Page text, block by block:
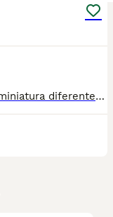
Excelentes cachorros de Schnahuzer miniatura diferentes colores (Negro,Negro Plata, Sal y Pimienta) con garantía vírica y genética, se entregan vacunados desparasitado con microchip a su nombre Le mandamos información sin compromiso de los cachorros disponibles